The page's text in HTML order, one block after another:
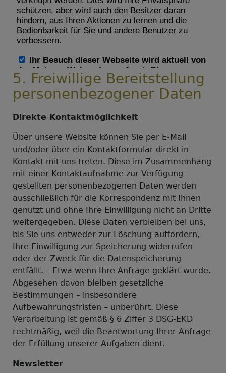
5. Freiwillige Bereitstellung
personenbezogener Daten
Direkte Kontaktmöglichkeit
Über unsere Website können Sie per E-Mail
und/oder über ein Kontaktformular direkt in
Kontakt mit uns treten. Diese im Zusammenhang
mit einer Kontaktaufnahme zur Verfügung
gestellten personenbezogenen Daten werden
ausschließlich für die Korrespondenz mit Ihnen
genutzt und ohne Ihre Einwilligung nicht an Dritte
weitergegeben. Diese Daten verbleiben bei uns,
bis Sie uns entweder zur Löschung auffordern,
Ihre Einwilligung zur Speicherung widerrufen
oder der Zweck für die Datenspeicherung
entfällt. – Etwa wenn Ihre Anfrage geklärt wurde.
Abgesehen davon bleiben gesetzliche
Bestimmungen – insbesondere
Aufbewahrungsfristen – unberührt. Diese
Verarbeitung ist gemäß § 6 Ziffer 3 DSG-EKD
rechtmäßig, weil die Beantwortung Ihrer Anfrage
der Erfüllung unserer Aufgaben dient.
Newsletter